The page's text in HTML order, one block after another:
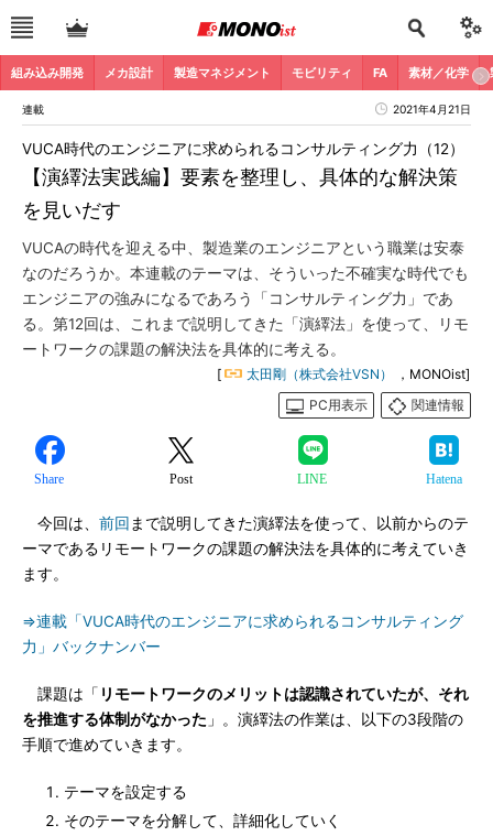
組み込み開発 メカ設計 製造マネジメント モビリティ FA 素材／化学
連載 2021年4月21日
【演繹法実践編】要素を整理し、具体的な解決策
を見いだす
VUCA時代のエンジニアに求められるコンサルティング力（12）
VUCAの時代を迎える中、製造業のエンジニアという職業は安泰
なのだろうか。本連載のテーマは、そういった不確実な時代でも
エンジニアの強みになるであろう「コンサルティング力」であ
る。第12回は、これまで説明してきた「演繹法」を使って、リモ
ートワークの課題の解決法を具体的に考える。
[ 太田剛（株式会社VSN）
，MONOist]
PC用表示
関連情報
Share Post LINE Hatena
今回は、 前回 まで説明してきた演繹法を使って、以前からのテ
ーマであるリモートワークの課題の解決法を具体的に考えていき
ます。
⇒連載「VUCA時代のエンジニアに求められるコンサルティング
力」バックナンバー
課題は「 リモートワークのメリットは認識されていたが、それ
を推進する体制がなかった 」。演繹法の作業は、以下の3段階の
手順で進めていきます。
テーマを設定する
そのテーマを分解して、詳細化していく